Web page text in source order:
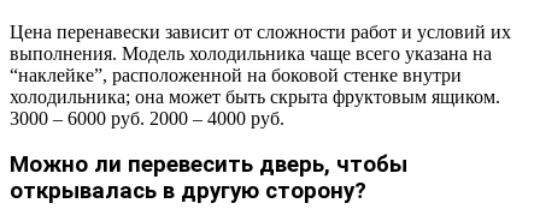
Цена перенавески зависит от сложности работ и условий их
выполнения. Модель холодильника чаще всего указана на
“наклейке”, расположенной на боковой стенке внутри
холодильника; она может быть скрыта фруктовым ящиком.
3000 – 6000 руб. 2000 – 4000 руб.
Можно ли перевесить дверь, чтобы
открывалась в другую сторону?